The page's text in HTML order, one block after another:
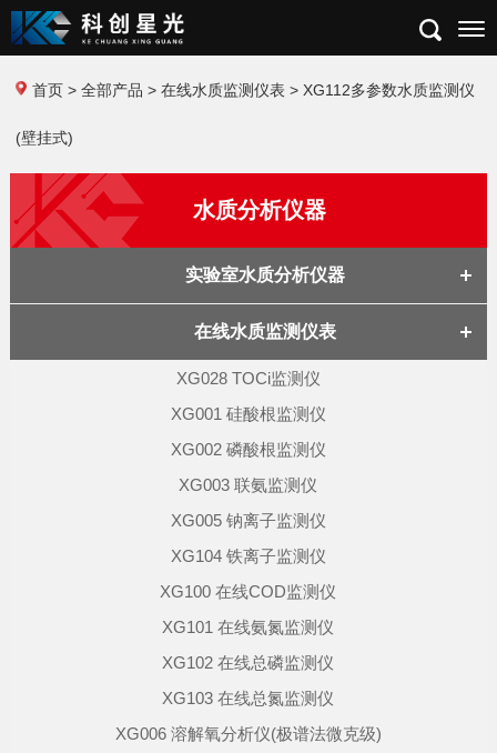
首页> 全部产品 > 在线水质监测仪表 > XG112多参数水质监测仪
(壁挂式)
水质分析仪器
实验室水质分析仪器
在线水质监测仪表
XG028 TOCi监测仪
XG001 硅酸根监测仪
XG002 磷酸根监测仪
XG003 联氨监测仪
XG005 钠离子监测仪
XG104 铁离子监测仪
XG100 在线COD监测仪
XG101 在线氨氮监测仪
XG102 在线总磷监测仪
XG103 在线总氮监测仪
XG006 溶解氧分析仪(极谱法微克级)